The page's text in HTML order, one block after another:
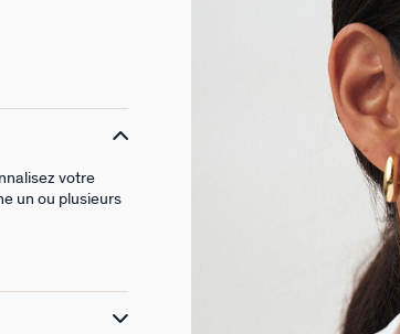
votre
un ou plusieurs